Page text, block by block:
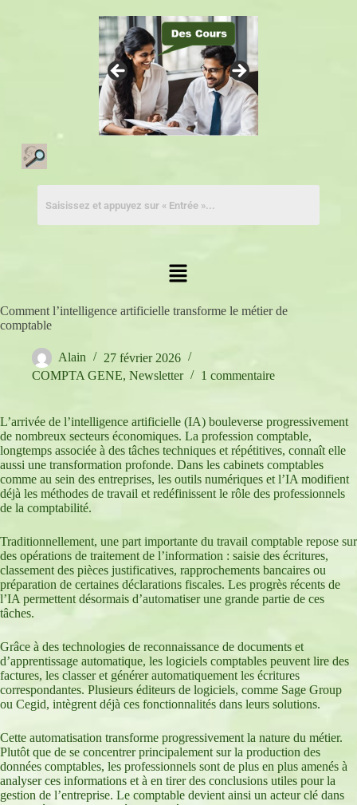
Comment l’intelligence artificielle transforme le métier de
comptable
Alain
27 février 2026
COMPTA GENE, Newsletter 1 commentaire
L’arrivée de l’intelligence artificielle (IA) bouleverse progressivement
de nombreux secteurs économiques. La profession comptable,
longtemps associée à des tâches techniques et répétitives, connaît elle
aussi une transformation profonde. Dans les cabinets comptables
comme au sein des entreprises, les outils numériques et l’IA modifient
déjà les méthodes de travail et redéfinissent le rôle des professionnels
de la comptabilité.
Traditionnellement, une part importante du travail comptable repose sur
des opérations de traitement de l’information : saisie des écritures,
classement des pièces justificatives, rapprochements bancaires ou
préparation de certaines déclarations fiscales. Les progrès récents de
l’IA permettent désormais d’automatiser une grande partie de ces
tâches.
Grâce à des technologies de reconnaissance de documents et
d’apprentissage automatique, les logiciels comptables peuvent lire des
factures, les classer et générer automatiquement les écritures
correspondantes. Plusieurs éditeurs de logiciels, comme Sage Group
ou Cegid, intègrent déjà ces fonctionnalités dans leurs solutions.
Cette automatisation transforme progressivement la nature du métier.
Plutôt que de se concentrer principalement sur la production des
données comptables, les professionnels sont de plus en plus amenés à
analyser ces informations et à en tirer des conclusions utiles pour la
gestion de l’entreprise. Le comptable devient ainsi un acteur clé dans